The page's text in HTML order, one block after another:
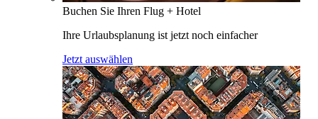
Buchen Sie Ihren Flug + Hotel
Ihre Urlaubsplanung ist jetzt noch einfacher
Jetzt auswählen